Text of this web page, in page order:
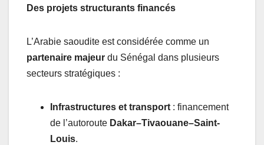
Des projets structurants financés
L’Arabie saoudite est considérée comme un
partenaire majeur du Sénégal dans plusieurs
secteurs stratégiques :
Infrastructures et transport : financement
de l’autoroute Dakar–Tivaouane–Saint-
Louis.